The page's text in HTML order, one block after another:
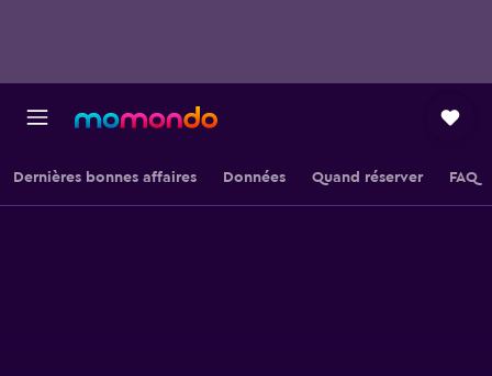
Dernières bonnes affaires Données Quand réserver FAQ